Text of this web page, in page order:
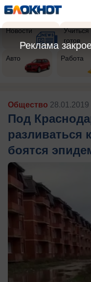
Новости
Учиться
готов
Авто Работа
Общество 28.01.2019
Под
разливаться
боятся
Реклама